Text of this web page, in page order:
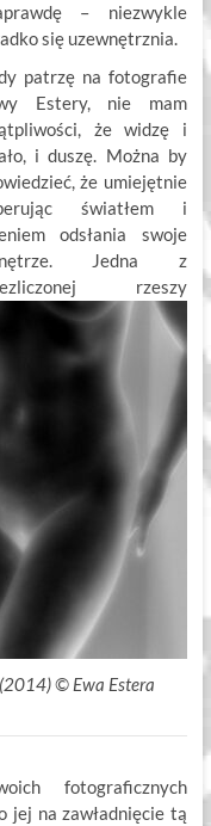
– niezwykle
się uzewnętrznia.
(2014) © Ewa Estera
patrzę na fotografie
Estery, nie mam
że widzę i
i duszę. Można by
że umiejętnie
światłem i
odsłania swoje
Jedna z
rzeszy
fotograficznych
jej na zawładnięcie tą